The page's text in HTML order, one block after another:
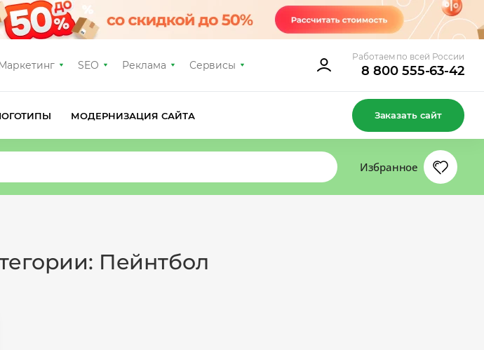
SEO Реклама Сервисы
Работаем по всей России
8 800 555-63-42
МОДЕРНИЗАЦИЯ САЙТА Заказать сайт
Избранное
Пейнтбол